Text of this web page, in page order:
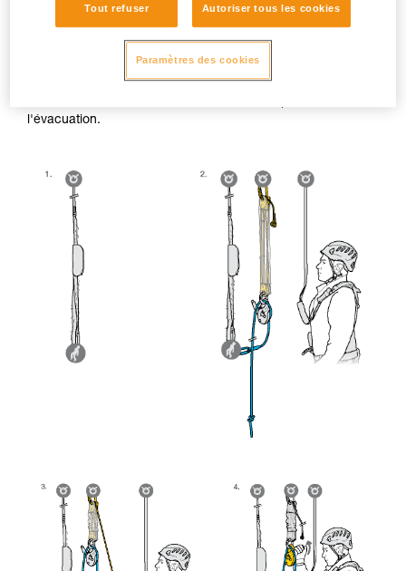
L'idéal est de pouvoir connecter le système d'évacuation au
harnais de la victime. Les manipulations sont plus faciles,
l'installation plus lisible avec moins de matériel. La prise
directe sur le harnais permet aussi de lever plus
l'évacuation.
Tout refuser Autoriser tous les cookies
Paramètres des cookies